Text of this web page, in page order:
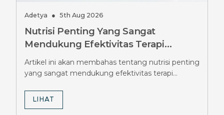
Adetya ● 5th Aug 2026
Nutrisi Penting Yang Sangat
Mendukung Efektivitas Terapi
Penurunan Berat Badan, Ini
Rahasianya
Artikel ini akan membahas tentang nutrisi penting
yang sangat mendukung efektivitas terapi
LIHAT